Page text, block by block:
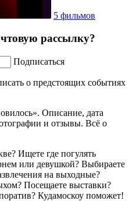
5 фильмов
рассылку?
Подписаться
о предстоящих событиях
Описание, дата
и отзывы. Всё о
Ищете где погулять
или девушкой? Выбираете
на выходные?
Посещаете выставки?
Кудамоскоу поможет!